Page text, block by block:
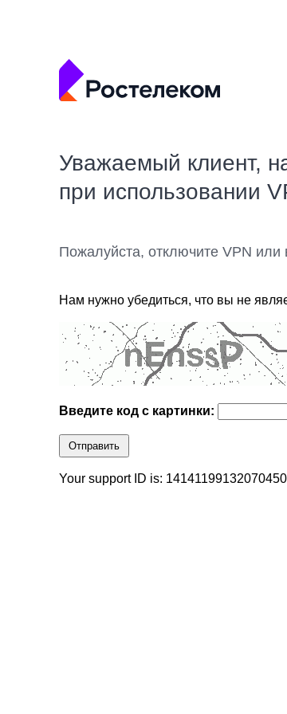
Уважаемый клиент,
при использовании
Пожалуйста, отключите VPN
Нам нужно убедиться, что вы не
Введите код с картинки:
Отправить
Your support ID is: